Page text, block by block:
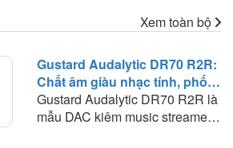
Xem toàn bộ
Gustard Audalytic DR70 R2R:
Chất âm giàu nhạc tính, phối
ghép linh hoạt trong hệ thống
nghe nhạc số
Gustard Audalytic DR70 R2R là
mẫu DAC kiêm music streamer